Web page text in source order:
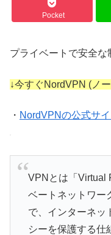
Pocket
プライベートで安全な
↓今すぐNordVPN (ノ
・ NordVPNの公式サイ
VPNとは「Virtual
ベートネットワー
で、インターネッ
シーを保護する仕